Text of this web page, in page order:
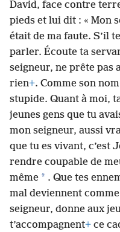
David, face contre
pieds et lui dit : « Mon
était de ma faute. S’il
parler. Écoute ta
seigneur, ne prête pas
rien+. Comme son
stupide. Quant à moi,
jeunes gens que tu
mon seigneur, aussi
que tu es vivant, c’est
rendre coupable de
même * . Que tes
mal deviennent
seigneur, donne aux
t’accompagnent+ ce